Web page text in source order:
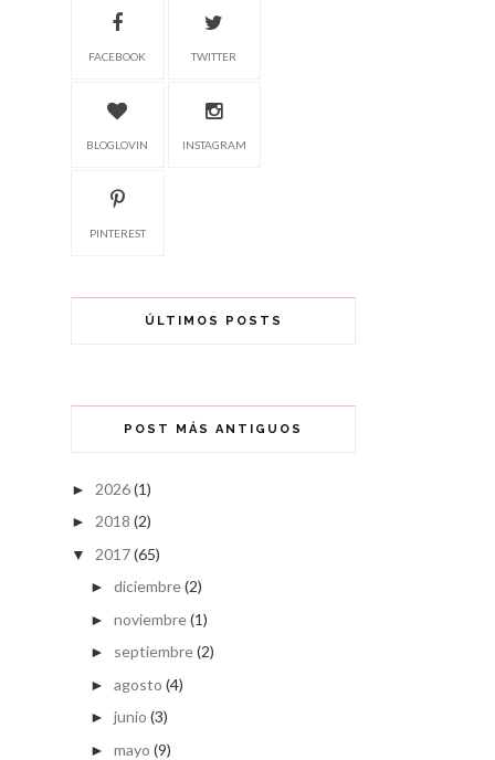
FACEBOOK TWITTER
BLOGLOVIN INSTAGRAM
PINTEREST
ÚLTIMOS POSTS
POST MÁS ANTIGUOS
► 2026(1)
► 2018 (2)
▼ 2017(65)
► diciembre(2)
► noviembre(1)
► septiembre(2)
► agosto (4)
► junio (3)
► mayo (9)